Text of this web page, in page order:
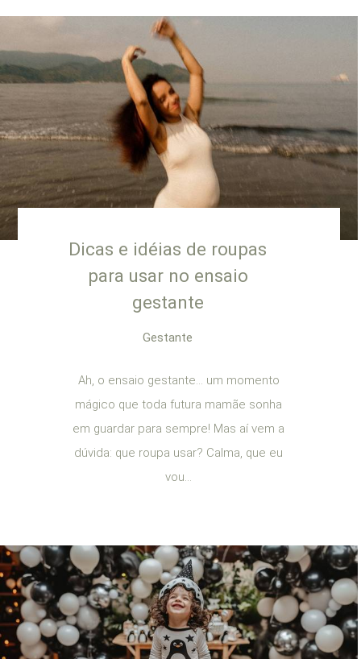
Dicas e idéias de roupas
para usar no ensaio
gestante
Gestante
Ah, o ensaio gestante… um momento
mágico que toda futura mamãe sonha
em guardar para sempre! Mas aí vem a
dúvida: que roupa usar? Calma, que eu
vou...